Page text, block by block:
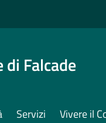
di Falcade
Servizi Vivere il